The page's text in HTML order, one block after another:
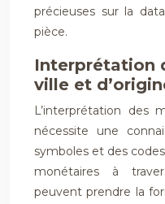
précieuses sur la
pièce.
Interprétation
ville et
L’interprétation des
nécessite une
symboles et des
monétaires à
peuvent prendre la